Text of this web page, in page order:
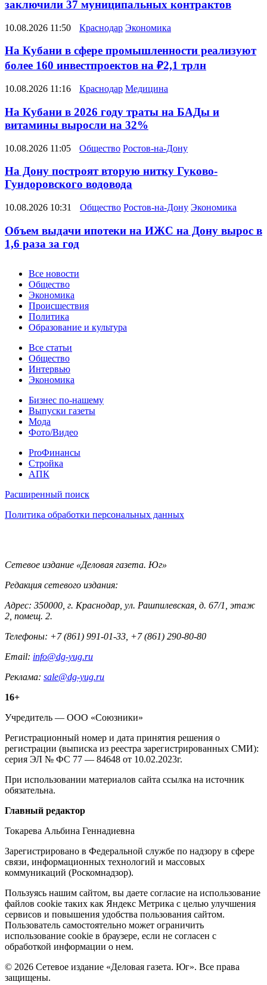
заключили 37 муниципальных контрактов
10.08.2026 11:50 Краснодар Экономика
На Кубани в сфере промышленности реализуют
более 160 инвестпроектов на ₽2,1 трлн
10.08.2026 11:16 Краснодар Медицина
На Кубани в 2026 году траты на БАДы и
витамины выросли на 32%
10.08.2026 11:05 Общество Ростов-на-Дону
На Дону построят вторую нитку Гуково-
Гундоровского водовода
10.08.2026 10:31 Общество Ростов-на-Дону Экономика
Объем выдачи ипотеки на ИЖС на Дону вырос в
1,6 раза за год
Новости
Все новости
Общество
Экономика
Происшествия
Политика
Образование и культура
Статьи
Все статьи
Общество
Интервью
Экономика
Разное
Бизнес по-нашему
Выпуски газеты
Мода
Фото/Видео
Pro
ProФинансы
Стройка
АПК
Информация
Расширенный поиск
Политика обработки персональных данных
Контакты
Сетевое издание «Деловая газета. Юг»
Редакция сетевого издания:
Адрес: 350000, г. Краснодар, ул. Рашпилевская, д. 67/1, этаж
2, помещ. 2.
Телефоны: +7 (861) 991-01-33, +7 (861) 290-80-80
Email: info@dg-yug.ru
Реклама: sale@dg-yug.ru
Информация
о
издании
16+
Учредитель — ООО «Союзники»
Регистрационный номер и дата принятия решения о
регистрации (выписка из реестра зарегистрированных СМИ):
серия ЭЛ № ФС 77 — 84648 от 10.02.2023г.
При использовании материалов сайта ссылка на источник
обязательна.
Редакция
Главный редактор
Токарева Альбина Геннадиевна
Зарегистрировано в Федеральной службе по надзору в сфере
связи, информационных технологий и массовых
коммуникаций (Роскомнадзор).
Политика
cookie
Пользуясь нашим сайтом, вы даете согласие на использование
файлов cookie таких как Яндекс Метрика с целью улучшения
сервисов и повышения удобства пользования сайтом.
Пользователь самостоятельно может ограничить
использование cookie в браузере, если не согласен с
обработкой информации о нем.
© 2026 Сетевое издание «Деловая газета. Юг». Все права
защищены.